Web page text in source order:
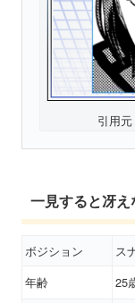
引用元
一見すると冴
ボジション
ス
年齢
25